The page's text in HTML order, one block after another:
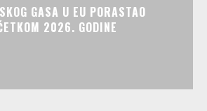
GASA U EU PORASTAO
2026. GODINE